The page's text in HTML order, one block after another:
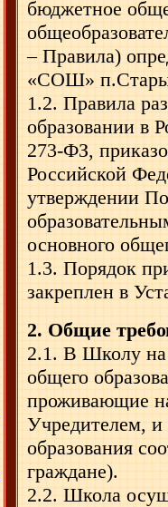
бюджетное
– Правила)
«СОШ»
1.2. Правила
образовании в
273-ФЗ,
Российской
утверждении
основного
1.3. Порядок
закреплен в
2. Общие
2.1. В Школу на
общего
проживающие
Учредителем,
образования
граждане).
2.2. Школа